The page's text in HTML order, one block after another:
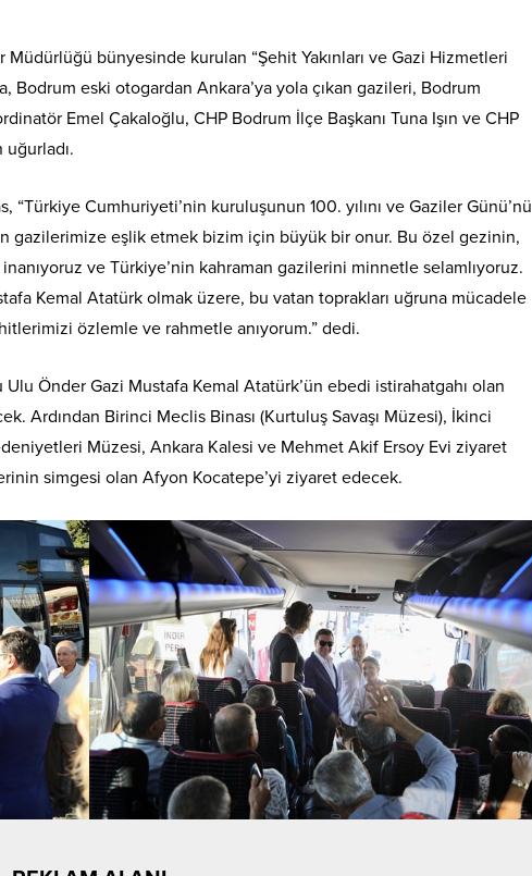
bünyesinde kurulan “Şehit Yakınları ve Gazi Hizmetleri
Bodrum eski otogardan Ankara’ya yola çıkan gazileri, Bodrum
Emel Çakaloğlu, CHP Bodrum İlçe Başkanı Tuna Işın ve CHP
uğurladı.
“Türkiye Cumhuriyeti’nin kuruluşunun 100. yılını ve Gaziler Günü’nü
gazilerimize eşlik etmek bizim için büyük bir onur. Bu özel gezinin,
ve Türkiye’nin kahraman gazilerini minnetle selamlıyoruz.
Kemal Atatürk olmak üzere, bu vatan toprakları uğruna mücadele
özlemle ve rahmetle anıyorum.” dedi.
Önder Gazi Mustafa Kemal Atatürk’ün ebedi istirahatgahı olan
Ardından Birinci Meclis Binası (Kurtuluş Savaşı Müzesi), İkinci
Müzesi, Ankara Kalesi ve Mehmet Akif Ersoy Evi ziyaret
simgesi olan Afyon Kocatepe’yi ziyaret edecek.